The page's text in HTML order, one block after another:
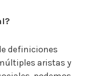
definiciones
aristas y